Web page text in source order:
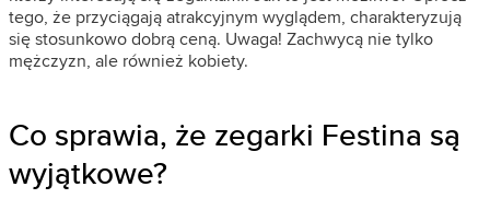
tego, że przyciągają atrakcyjnym wyglądem, charakteryzują
się stosunkowo dobrą ceną. Uwaga! Zachwycą nie tylko
mężczyzn, ale również kobiety.
Co sprawia, że zegarki Festina są
wyjątkowe?